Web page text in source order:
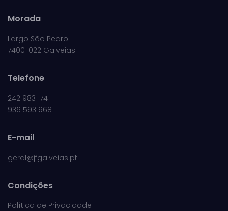
Morada
Largo São Pedro
7400-022 Galveias
Telefone
242 983 174
936 593 968
E-mail
geral@jfgalveias.pt
Condições
Política de Privacidade